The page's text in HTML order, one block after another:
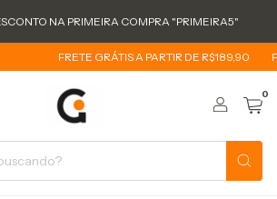
NA PRIMEIRA COMPRA "PRIMEIRA5"
FRETE GRÁTIS A PARTIR DE R$189,90
0